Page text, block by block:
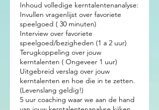
Inhoud volledige kerntalentenanalyse:
Invullen vragenlijst over favoriete
speelgoed ( 30 minuten)
Interview over favoriete
speelgoed/bezigheden (1 a 2 uur)
Terugkoppeling over jouw
kerntalenten ( Ongeveer 1 uur)
Uitgebreid verslag over jouw
kerntalenten en hoe die in te zetten.
(Levenslang geldig!)
5 uur coaching waar we aan de hand